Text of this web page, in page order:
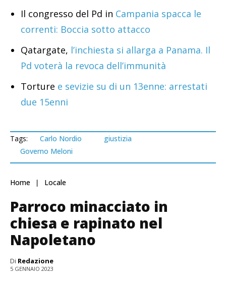
Il congresso del Pd in Campania spacca le
correnti: Boccia sotto attacco
Qatargate, l’inchiesta si allarga a Panama. Il
Pd voterà la revoca dell’immunità
Torture e sevizie su di un 13enne: arrestati
due 15enni
Tags: Carlo Nordio
giustizia
Governo Meloni
Home Locale
Parroco minacciato in
chiesa e rapinato nel
Napoletano
Di Redazione
5 GENNAIO 2023